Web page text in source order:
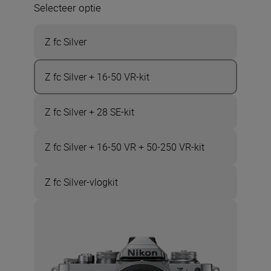
Selecteer optie
Z fc Silver
Z fc Silver + 16-50 VR-kit
Z fc Silver + 28 SE-kit
Z fc Silver + 16-50 VR + 50-250 VR-kit
Z fc Silver-vlogkit